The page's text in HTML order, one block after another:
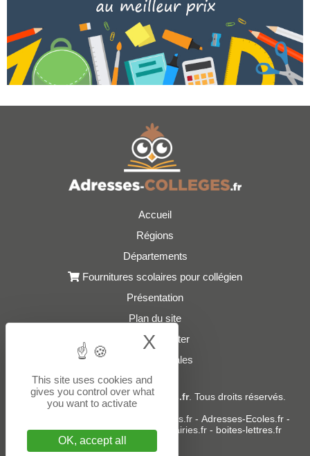
Accueil
Régions
Départements
Fournitures scolaires pour collégien
Présentation
Plan du site
Nous contacter
Mentions légales
© 2021 - 2026Adresses-Colleges.fr. Tous droits réservés.
donneespubliques.fr- Adresses-Ecoles.fr-
Adresses-Lycees.fr-Adresses-Mairies.fr- boites-lettres.fr
This site uses cookies and
gives you control over what
you want to activate
OK, accept all
X Hide cookie